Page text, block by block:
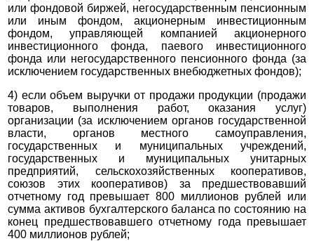
или фондовой биржей, негосударственным пенсионным
или иным фондом, акционерным инвестиционным
фондом, управляющей компанией акционерного
инвестиционного фонда, паевого инвестиционного
фонда или негосударственного пенсионного фонда (за
исключением государственных внебюджетных фондов);
4) если объем выручки от продажи продукции (продажи
товаров, выполнения работ, оказания услуг)
организации (за исключением органов государственной
власти, органов местного самоуправления,
государственных и муниципальных учреждений,
государственных и муниципальных унитарных
предприятий, сельскохозяйственных кооперативов,
союзов этих кооперативов) за предшествовавший
отчетному год превышает 800 миллионов рублей или
сумма активов бухгалтерского баланса по состоянию на
конец предшествовавшего отчетному года превышает
400 миллионов рублей;